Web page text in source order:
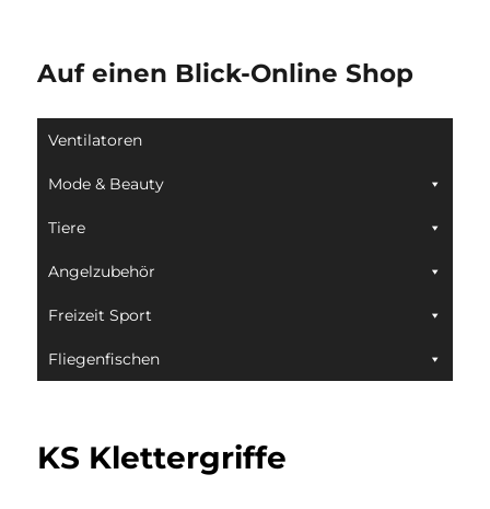
Auf einen Blick-Online Shop
Ventilatoren
Mode & Beauty
Tiere
Angelzubehör
Freizeit Sport
Fliegenfischen
KS Klettergriffe